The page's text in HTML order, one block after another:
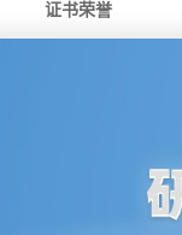
证书荣誉